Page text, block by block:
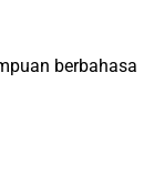
berbahasa